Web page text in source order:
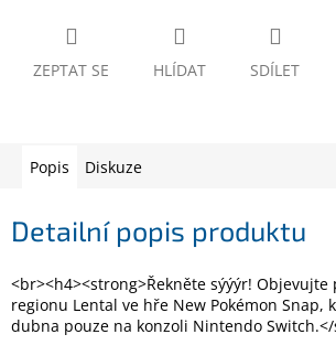
a
notebooky
ZEPTAT SE HLÍDAT SDÍLET
Popis Diskuze
Detailní popis produktu
<br><h4><strong>Řekněte sýýýr!
regionu Lental ve hře New Pokémon Snap,
dubna pouze na konzoli Nintendo